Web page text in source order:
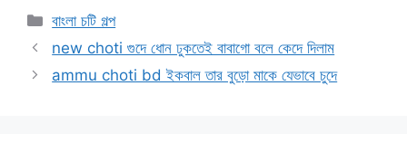
Categories
বাংলা চটি গল্প
new choti গুদে ধোন ঢুকতেই বাবাগো বলে কেদে দিলাম
ammu choti bd ইকবাল তার বুড়ো মাকে যেভাবে চুদে